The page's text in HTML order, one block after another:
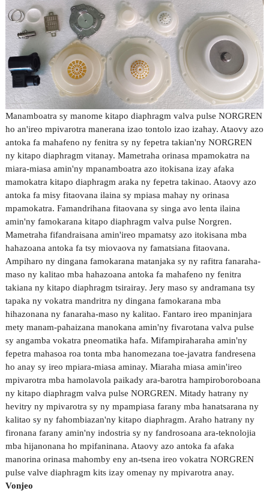
Manamboatra sy manome kitapo diaphragm valva pulse NORGREN
ho an'ireo mpivarotra manerana izao tontolo izao izahay. Ataovy azo
antoka fa mahafeno ny fenitra sy ny fepetra takian'ny NORGREN
ny kitapo diaphragm vitanay. Mametraha orinasa mpamokatra na
miara-miasa amin'ny mpanamboatra azo itokisana izay afaka
mamokatra kitapo diaphragm araka ny fepetra takinao. Ataovy azo
antoka fa misy fitaovana ilaina sy mpiasa mahay ny orinasa
mpamokatra. Famandrihana fitaovana sy singa avo lenta ilaina
amin'ny famokarana kitapo diaphragm valva pulse Norgren.
Mametraha fifandraisana amin'ireo mpamatsy azo itokisana mba
hahazoana antoka fa tsy miovaova ny famatsiana fitaovana.
Ampiharo ny dingana famokarana matanjaka sy ny rafitra fanaraha-
maso ny kalitao mba hahazoana antoka fa mahafeno ny fenitra
takiana ny kitapo diaphragm tsirairay. Jery maso sy andramana tsy
tapaka ny vokatra mandritra ny dingana famokarana mba
hihazonana ny fanaraha-maso ny kalitao. Fantaro ireo mpaninjara
mety manam-pahaizana manokana amin'ny fivarotana valva pulse
sy angamba vokatra pneomatika hafa. Mifampiraharaha amin'ny
fepetra mahasoa roa tonta mba hanomezana toe-javatra fandresena
ho anay sy ireo mpiara-miasa aminay. Miaraha miasa amin'ireo
mpivarotra mba hamolavola paikady ara-barotra hampiroboroboana
ny kitapo diaphragm valva pulse NORGREN. Mitady hatrany ny
hevitry ny mpivarotra sy ny mpampiasa farany mba hanatsarana ny
kalitao sy ny fahombiazan'ny kitapo diaphragm. Araho hatrany ny
fironana farany amin'ny indostria sy ny fandrosoana ara-teknolojia
mba hijanonana ho mpifaninana. Ataovy azo antoka fa afaka
manorina orinasa mahomby eny an-tsena ireo vokatra NORGREN
pulse valve diaphragm kits izay omenay ny mpivarotra anay.
Vonjeo